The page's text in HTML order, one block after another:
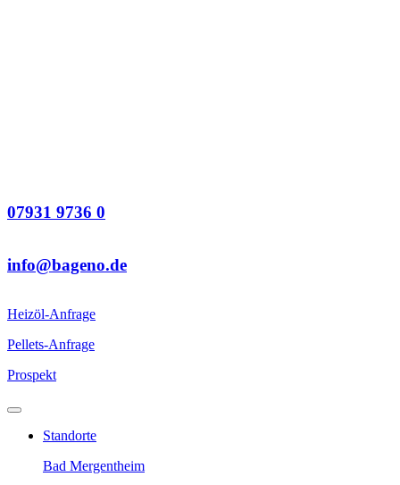
07931 9736 0
info@bageno.de
Heizöl-Anfrage
Pellets-Anfrage
Prospekt
Standorte
Bad Mergentheim